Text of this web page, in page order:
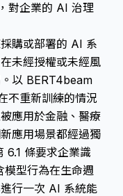
對企業的 AI 治理
購或部署的 AI 系
未經授權或未經風
以 BERT4beam
不重新訓練的情況
應用於金融、醫療
應用場景都經過獨
6.1 條要求企業識
模型行為在生命週
行一次 AI 系統能